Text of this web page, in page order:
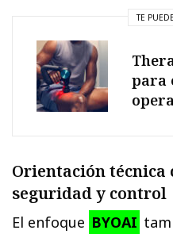
TE
para
Orientación técnica
seguridad y control
El enfoque BYOAI